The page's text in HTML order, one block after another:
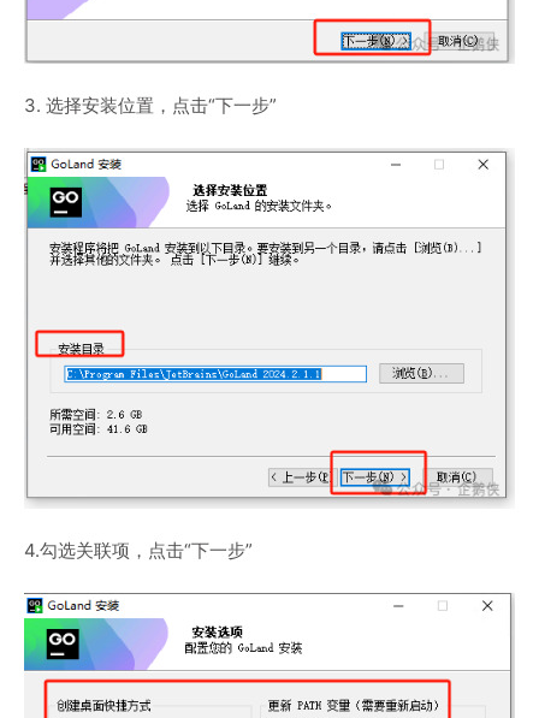
3. 选择安装位置，点击“下一步”
4.勾选关联项，点击“下一步”